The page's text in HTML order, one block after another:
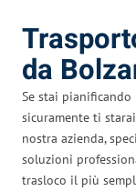
da
Se stai pianificando
sicuramente ti
nostra azienda,
soluzioni
trasloco il più